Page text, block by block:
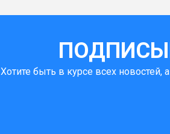
Хотите быть в курсе всех новостей,